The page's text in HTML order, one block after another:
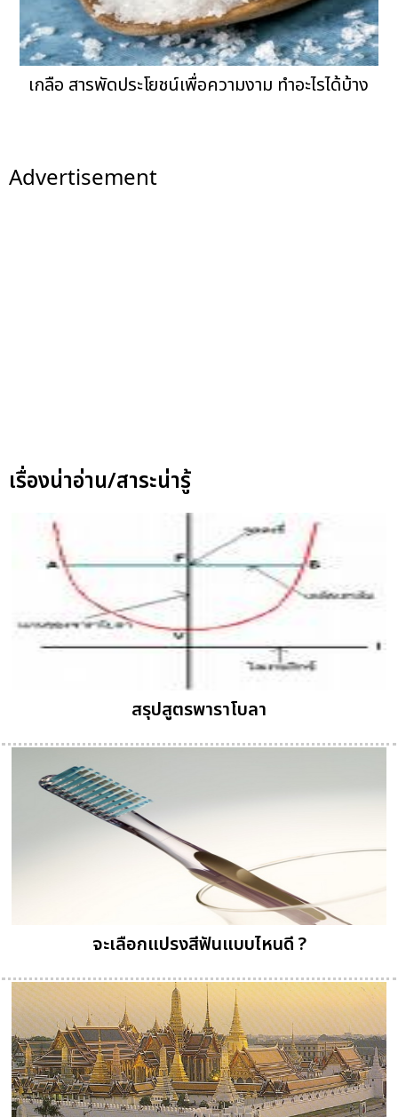
เกลือ สารพัดประโยชน์เพื่อความงาม ทำอะไรได้บ้าง
Advertisement
เรื่องน่าอ่าน/สาระน่ารู้
สรุปสูตรพาราโบลา
จะเลือกแปรงสีฟันแบบไหนดี ?